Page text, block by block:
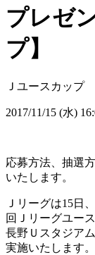
プレゼ
プ】
Ｊユースカップ
2017/11/15 (水)
応募方法、抽選
いたします。
Ｊリーグは15日
回Ｊリーグユー
長野Ｕスタジア
実施いたします。